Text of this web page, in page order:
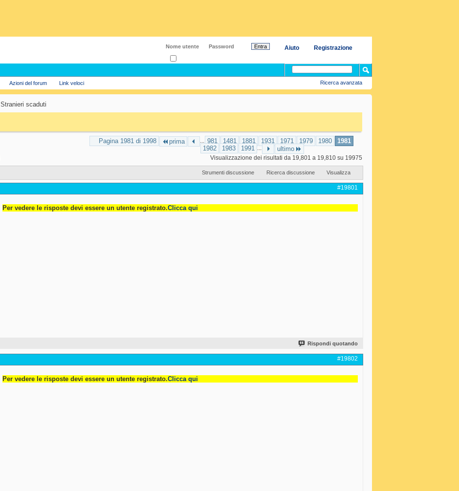
Registrazione
Aiuto
Azioni del forum Link veloci Ricerca avanzata
Stranieri scaduti
Pagina 1981 di 1998 prima ... 981 1481 1881 1931 1971 1979 1980
1981
1982
1983 1991 ... ultimo
Visualizzazione dei risultati da 19,801 a 19,810 su 19975
Strumenti discussione Ricerca discussione Visualizza
#19801
Per vedere le risposte devi essere un utente registrato.Clicca qui
Rispondi quotando
#19802
Per vedere le risposte devi essere un utente registrato.Clicca qui